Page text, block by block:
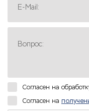
E-Mail:
Вопрос:
Согласен на
Согласен на